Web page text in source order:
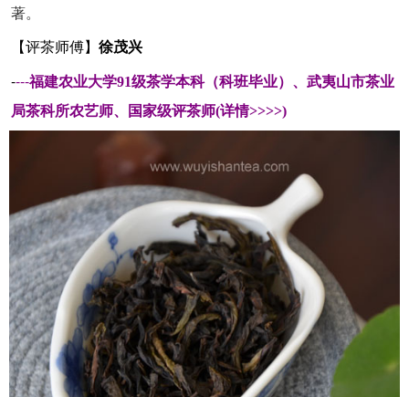
著。
【评茶师傅】 徐茂兴
----福建农业大学91级茶学本科（科班毕业）、武夷山市茶业
局茶科所农艺师、国家级评茶师(详情>>>>)